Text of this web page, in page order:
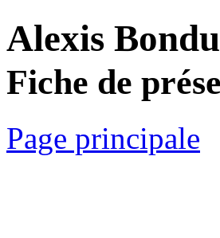
Alexis Bondu
Fiche de
Page principale